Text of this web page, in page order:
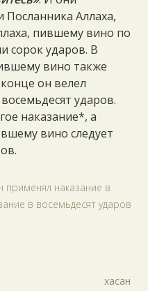
Посланника Аллаха,
пившему вино по
сорок ударов. В
вино также
он велел
ударов.
наказание*, а
вино следует
применял наказание в
в восемьдесят ударов
хасан